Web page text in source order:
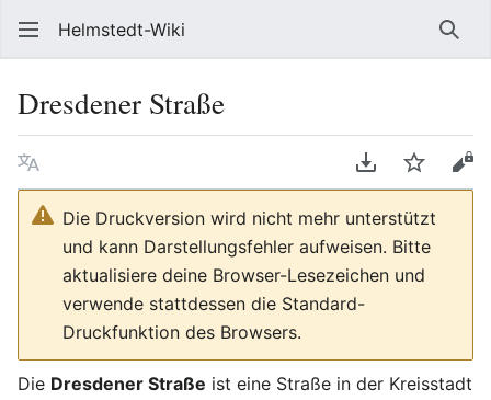
Helmstedt-Wiki
Dresdener Straße
Sprache PDF
Die Druckversion wird nicht mehr unterstützt
und kann Darstellungsfehler aufweisen. Bitte
aktualisiere deine Browser-Lesezeichen und
verwende stattdessen die Standard-
Druckfunktion des Browsers.
Die Dresdener Straße ist eine Straße in der Kreisstadt